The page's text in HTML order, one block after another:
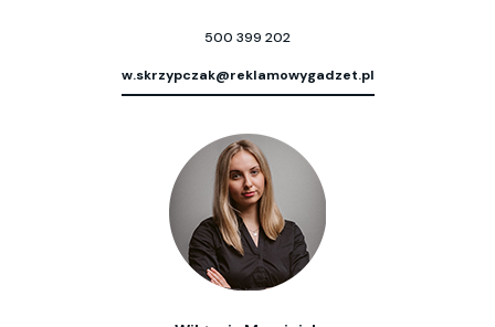
500 399 202
w.skrzypczak@reklamowygadzet.pl